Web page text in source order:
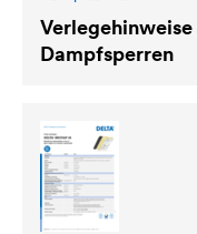
Verlegehinweise
Dampfsperren